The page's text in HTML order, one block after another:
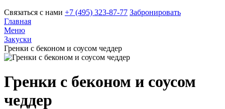
Связаться с нами +7 (495) 323-87-77 Забронировать
Главная
Меню
Закуски
Гренки с беконом и соусом чеддер
Гренки с беконом и соусом
чеддер